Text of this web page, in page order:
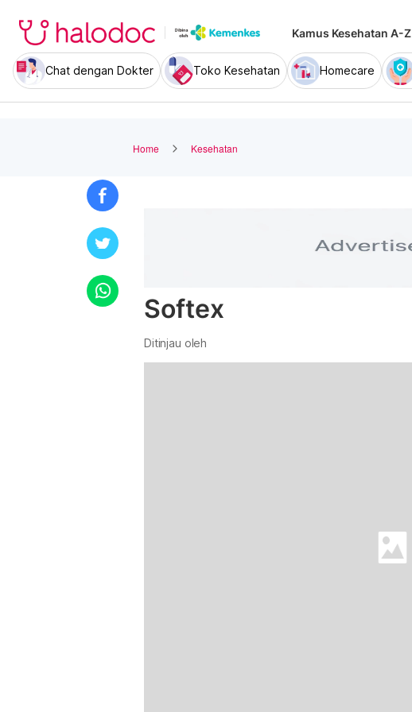
Kamus Kesehatan A-Z
Chat dengan Dokter Toko Kesehatan Homecare
Home Kesehatan
Softex
Ditinjau oleh